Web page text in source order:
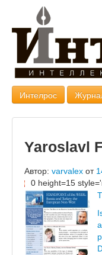
Интелрос
Yaroslavl
Автор: varvalex от
0 height=15